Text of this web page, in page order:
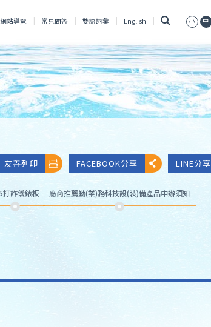
網站導覽 常見問答 雙語詞彙 English 小 中
友善列印 FACEBOOK分享 LINE分享
打詐儀錶板 廠商推薦勤(業)務科技設(裝)備產品申辦須知